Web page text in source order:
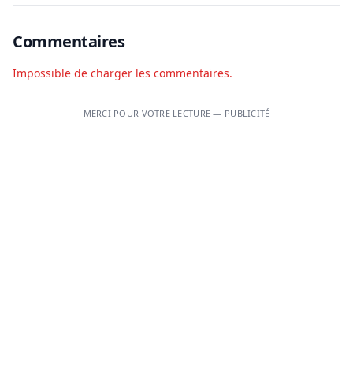
Commentaires
Impossible de charger les commentaires.
MERCI POUR VOTRE LECTURE — PUBLICITÉ